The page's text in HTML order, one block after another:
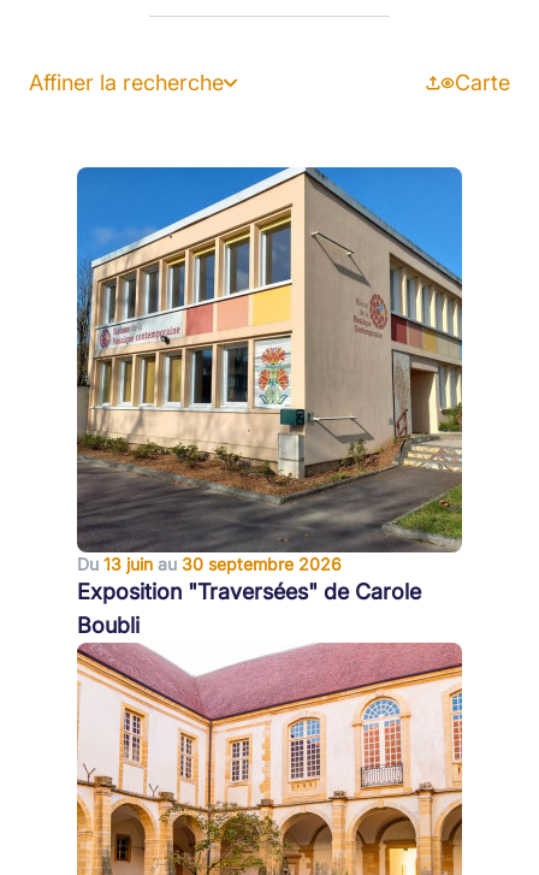
Affiner la recherche Carte
Du 13 juin au 30 septembre 2026
Exposition "Traversées" de Carole
Boubli